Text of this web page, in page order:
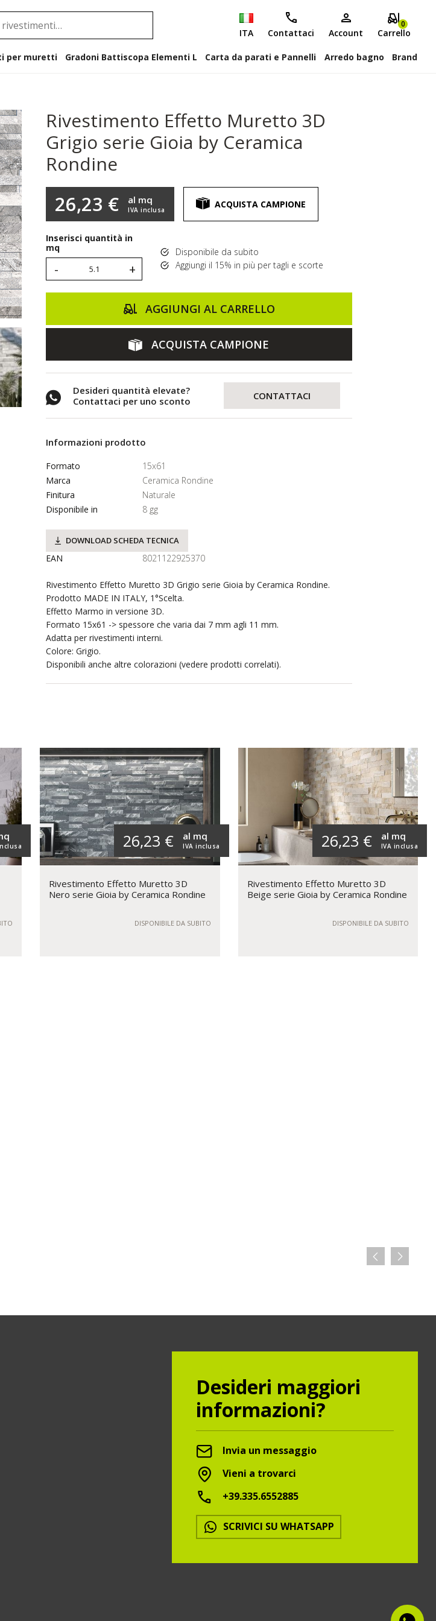
ITA Contattaci Account
0
Carrello
per muretti Gradoni Battiscopa Elementi L Carta da parati e Pannelli Arredo bagno Brand
Rivestimento Effetto Muretto 3D
Grigio serie Gioia by Ceramica
Rondine
26,23 € IVA inclusa
al mq ACQUISTA CAMPIONE
Inserisci quantità in
mq
- +
Disponibile da subito
Aggiungi il 15% in più per tagli e scorte
AGGIUNGI AL CARRELLO
ACQUISTA CAMPIONE
Desideri quantità elevate?
Contattaci per uno sconto
CONTATTACI
Informazioni prodotto
Formato
15x61
Marca
Ceramica Rondine
Finitura
Naturale
Disponibile in
8 gg
DOWNLOAD SCHEDA TECNICA
EAN 8021122925370
Rivestimento Effetto Muretto 3D Grigio serie Gioia by Ceramica Rondine.
Prodotto MADE IN ITALY, 1°Scelta.
Effetto Marmo in versione 3D.
Formato 15x61 -> spessore che varia dai 7 mm agli 11 mm.
Adatta per rivestimenti interni.
Colore: Grigio.
Disponibili anche altre colorazioni (vedere prodotti correlati).
26,23 € IVA inclusa
al mq
Rivestimento Effetto Muretto 3D
Nero serie Gioia by Ceramica Rondine
DISPONIBILE DA SUBITO
26,23 € IVA inclusa
al mq
Rivestimento Effetto Muretto 3D
Beige serie Gioia by Ceramica Rondine
DISPONIBILE DA SUBITO
Desideri maggiori
informazioni?
Invia un messaggio
Vieni a trovarci
+39.335.6552885
SCRIVICI SU WHATSAPP